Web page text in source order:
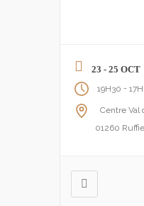
23 - 25 OCT
19H30 -
Centre Val
01260